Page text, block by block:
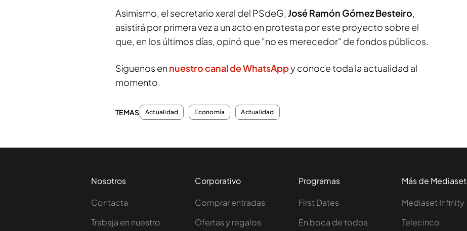
Asimismo, el secretario xeral del PSdeG, José Ramón Gómez Besteiro,
asistirá por primera vez a un acto en protesta por este proyecto sobre el
que, en los últimos días, opinó que "no es merecedor" de fondos públicos.
Síguenos en nuestro canal de WhatsAppy conoce toda la actualidad al
momento.
TEMAS Actualidad Economía Actualidad
Nosotros
Contacta
Trabaja en nuestro
Corporativo
Comprar entradas
Ofertas y regalos
Programas
First Dates
En boca de todos
Más de Mediaset
Mediaset Infinity
Telecinco